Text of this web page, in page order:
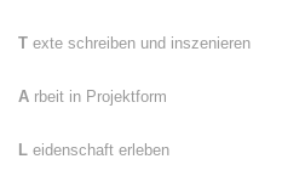
T exte schreiben und inszenieren
A rbeit in Projektform
L eidenschaft erleben